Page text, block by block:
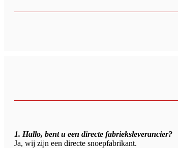
1. Hallo, bent u een directe fabrieksleverancier?
Ja, wij zijn een directe snoepfabrikant.